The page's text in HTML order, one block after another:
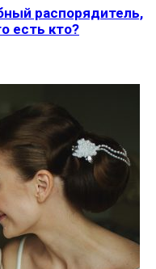
распорядитель,
есть кто?